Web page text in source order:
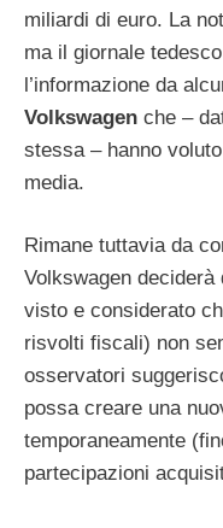
miliardi di euro. La
ma il giornale
l’informazione da
Volkswagen che –
stessa – hanno
media.
Rimane tuttavia da
Volkswagen
visto e considerato
risvolti fiscali) non
osservatori
possa creare una
temporaneamente
partecipazioni